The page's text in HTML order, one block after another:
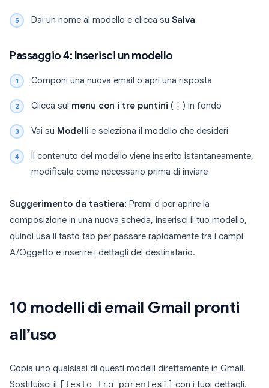
Dai un nome al modello e clicca su Salva
Passaggio 4: Inserisci un modello
Componi una nuova email o apri una risposta
Clicca sul menu con i tre puntini (⋮) in fondo
Vai su Modelli e seleziona il modello che desideri
Il contenuto del modello viene inserito istantaneamente,
modificalo come necessario prima di inviare
Suggerimento da tastiera: Premi d per aprire la
composizione in una nuova scheda, inserisci il tuo modello,
quindi usa il tasto tab per passare rapidamente tra i campi
A/Oggetto e inserire i dettagli del destinatario.
10 modelli di email Gmail pronti
all’uso
Copia uno qualsiasi di questi modelli direttamente in Gmail.
Sostituisci il
[testo tra parentesi] con i tuoi dettagli.